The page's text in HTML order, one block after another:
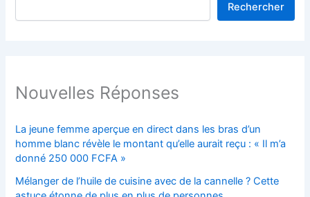
Rechercher
Nouvelles Réponses
La jeune femme aperçue en direct dans les bras d’un
homme blanc révèle le montant qu’elle aurait reçu : « Il m’a
donné 250 000 FCFA »
Mélanger de l’huile de cuisine avec de la cannelle ? Cette